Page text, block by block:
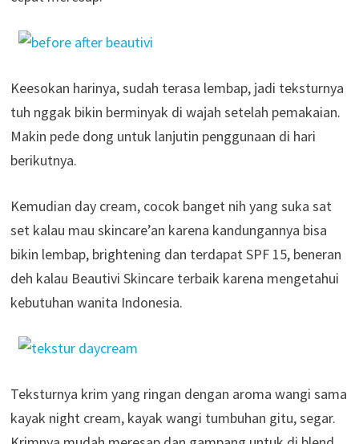
Keesokan harinya, sudah terasa lembap, jadi teksturnya
tuh nggak bikin berminyak di wajah setelah pemakaian.
Makin pede dong untuk lanjutin penggunaan di hari
berikutnya.
Kemudian day cream, cocok banget nih yang suka sat
set kalau mau skincare’an karena kandungannya bisa
bikin lembap, brightening dan terdapat SPF 15, beneran
deh kalau Beautivi Skincare terbaik karena mengetahui
kebutuhan wanita Indonesia.
Teksturnya krim yang ringan dengan aroma wangi sama
kayak night cream, kayak wangi tumbuhan gitu, segar.